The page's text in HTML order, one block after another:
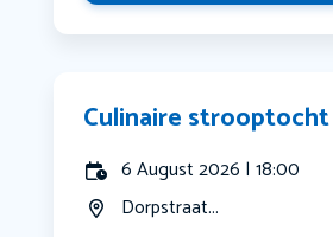
Culinaire strooptocht
6 August 2026 | 18:00
Dorpstraat...